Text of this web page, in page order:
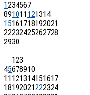
1234567
891011121314
15161718192021
22232425262728
2930
123
45678910
11121314151617
18192021222324